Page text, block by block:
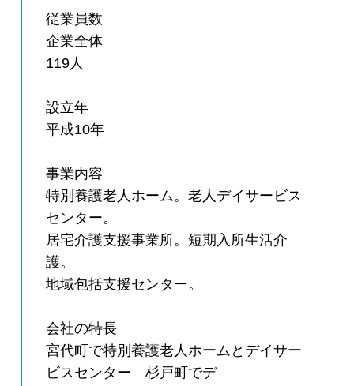
従業員数
企業全体
119人
設立年
平成10年
事業内容
特別養護老人ホーム。老人デイサービス
センター。
居宅介護支援事業所。短期入所生活介
護。
地域包括支援センター。
会社の特長
宮代町で特別養護老人ホームとデイサー
ビスセンター 杉戸町でデ